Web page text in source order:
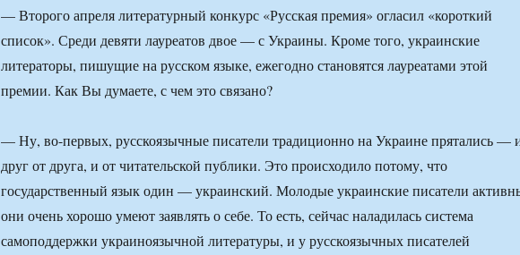
— Второго апреля литературный конкурс «Русская премия» огласил «короткий
список». Среди девяти лауреатов двое — с Украины. Кроме того, украинские
литераторы, пишущие на русском языке, ежегодно становятся лауреатами этой
премии. Как Вы думаете, с чем это связано?
— Ну, во-первых, русскоязычные писатели традиционно на Украине прятались —
друг от друга, и от читательской публики. Это происходило потому, что
государственный язык один — украинский. Молодые украинские писатели
они очень хорошо умеют заявлять о себе. То есть, сейчас наладилась система
самоподдержки украиноязычной литературы, и у русскоязычных писателей